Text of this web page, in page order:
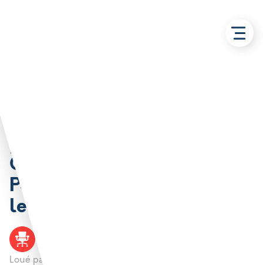
pépinière d’entreprises
Centre d’Affaires de la
Porte des Flandres – Auchy
les Mines
Loué par :